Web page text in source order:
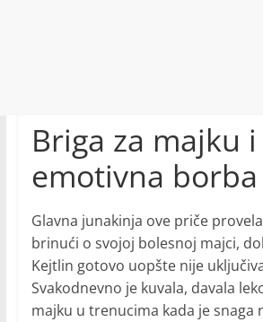
Briga za majku i
emotivna borba
Glavna junakinja ove priče
brinući o svojoj bolesnoj majci,
Kejtlin gotovo uopšte nije
Svakodnevno je kuvala, davala
majku u trenucima kada je snaga